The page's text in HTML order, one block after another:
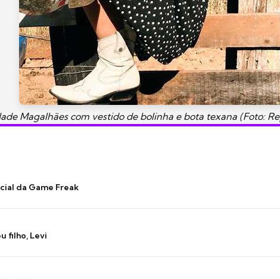
Magalhães com vestido de bolinha e bota texana (Foto:
da Game Freak
filho, Levi